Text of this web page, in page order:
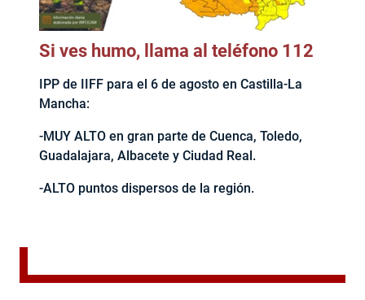
Si ves humo, llama al teléfono 112
IPP de IIFF para el 6 de agosto en Castilla-La
Mancha:
-MUY ALTO en gran parte de Cuenca, Toledo,
Guadalajara, Albacete y Ciudad Real.
-ALTO puntos dispersos de la región.